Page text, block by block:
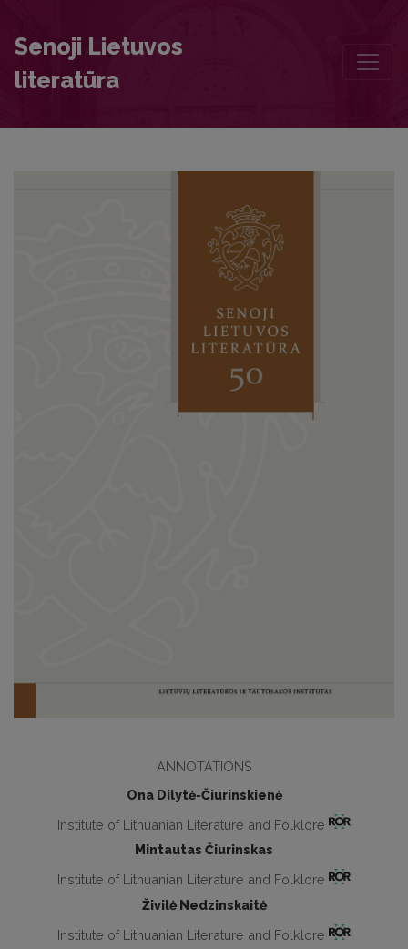
Senoji Lietuvos
literatūra
ANNOTATIONS
Ona Dilytė-Čiurinskienė
Institute of Lithuanian Literature and Folklore
Mintautas Čiurinskas
Institute of Lithuanian Literature and Folklore
Živilė Nedzinskaitė
Institute of Lithuanian Literature and Folklore